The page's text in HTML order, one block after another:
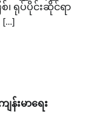
၊ ရုပ်ပိုင်းဆိုင်ရာ
န်းမာရေး